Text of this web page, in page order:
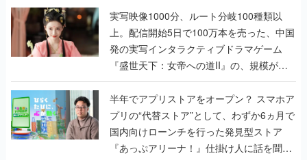
『盛世天下：女帝への道II』の、規模が違
うこだわりをプロデューサーに聞いた
半年でアプリストアをオープン？ スマホア
プリの“代替ストア”として、わずか6ヵ月で
国内向けローンチを行った発見型ストア
『あっぷアリーナ！』仕掛け人に話を聞い
てみた
インタビューの記事一覧